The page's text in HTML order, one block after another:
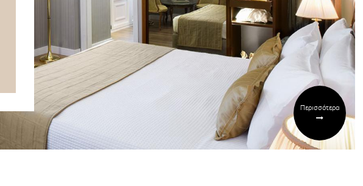
Περισσότερα